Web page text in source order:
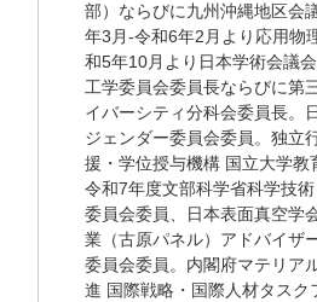
部）ならびに九州沖縄地区会
年3月-令和6年2月より応用物
和5年10月より日本学術会議
工学委員会委員長ならびに第
イバーシティ分科会委員長。
ジェンダー委員会委員。独立
援・学位授与機構 国立大学教
令和7年度文部科学省科学技
委員会委員、日本表面真空学
業（古原パネル）アドバイザ
委員会委員。内閣府マテリア
進 国際戦略・国際人材タスク